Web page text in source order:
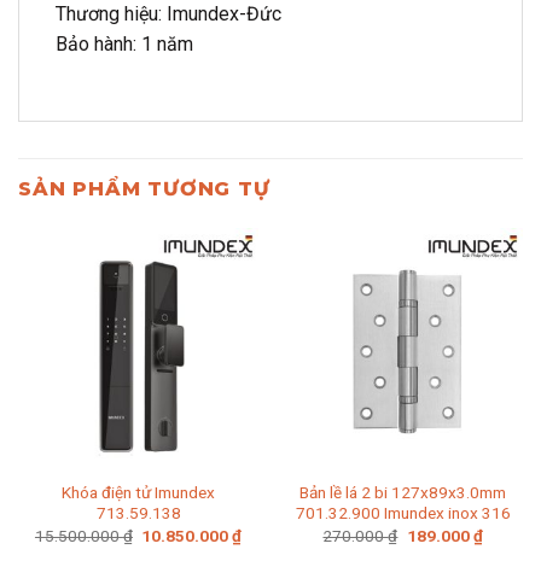
Thương hiệu: Imundex-Đức
Bảo hành: 1 năm
SẢN PHẨM TƯƠNG TỰ
Khóa điện tử Imundex
713.59.138
15.500.000₫ Giá
10.850.000₫Giá
Bản lề lá 2 bi 127x89x3.0mm
701.32.900 Imundex inox 316
270.000₫ Giá
189.000₫Giá
hiện